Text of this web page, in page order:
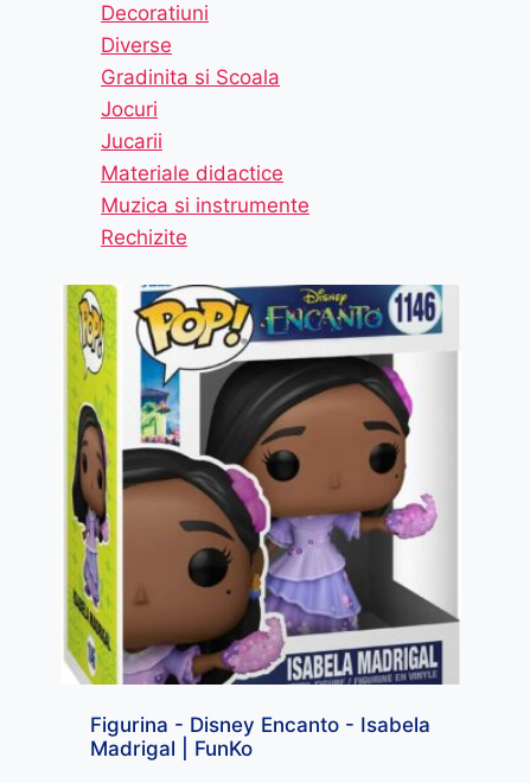
Decoratiuni
Diverse
Gradinita si Scoala
Jocuri
Jucarii
Materiale didactice
Muzica si instrumente
Rechizite
Figurina - Disney Encanto - Isabela
Madrigal | FunKo